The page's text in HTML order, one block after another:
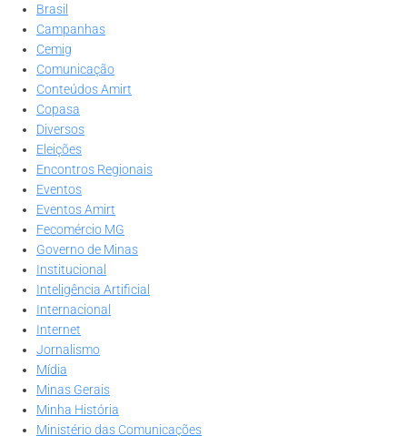
Brasil
Campanhas
Cemig
Comunicação
Conteúdos Amirt
Copasa
Diversos
Eleições
Encontros Regionais
Eventos
Eventos Amirt
Fecomércio MG
Governo de Minas
Institucional
Inteligência Artificial
Internacional
Internet
Jornalismo
Mídia
Minas Gerais
Minha História
Ministério das Comunicações